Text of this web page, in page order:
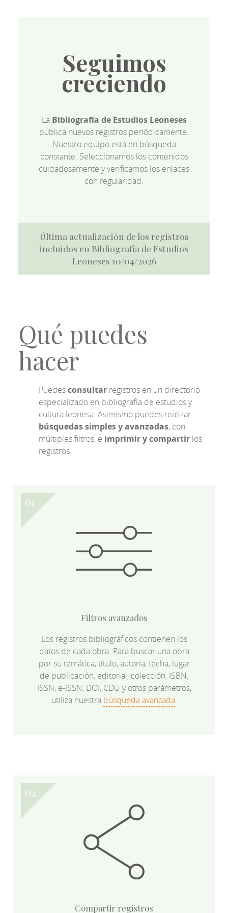
Seguimos
creciendo
La Bibliografía de Estudios Leoneses
publica nuevos registros periódicamente.
Nuestro equipo está en búsqueda
constante. Seleccionamos los contenidos
cuidadosamente y verificamos los enlaces
con regularidad.
Última actualización de los registros
incluidos en Bibliografía de Estudios
Leoneses 10/04/2026
Qué puedes
hacer
Puedesconsultar registros en un directorio
especializado en bibliografía de estudios y
cultura leonesa. Asimismo puedes realizar
búsquedas simples y avanzadas, con
múltiples filtros, e imprimir y compartir los
registros.
Filtros avanzados
Los registros bibliográficos contienen los
datos de cada obra. Para buscar una obra
por su temática, título, autoría, fecha, lugar
de publicación, editorial, colección, ISBN,
ISSN, e-ISSN, DOI, CDU y otros parámetros,
utiliza nuestra búsqueda avanzada.
Compartir registros